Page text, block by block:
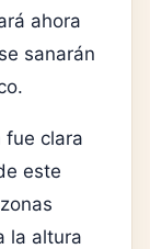
ahora
sanarán
fue clara
este
la altura